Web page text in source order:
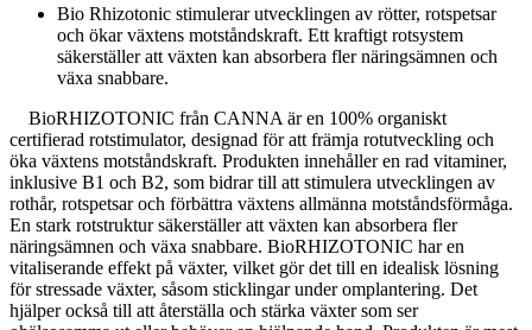
Bio Rhizotonic stimulerar utvecklingen av rötter, rotspetsar
och ökar växtens motståndskraft. Ett kraftigt rotsystem
säkerställer att växten kan absorbera fler näringsämnen och
växa snabbare.
BioRHIZOTONIC från CANNA är en 100% organiskt
certifierad rotstimulator, designad för att främja rotutveckling och
öka växtens motståndskraft. Produkten innehåller en rad vitaminer,
inklusive B1 och B2, som bidrar till att stimulera utvecklingen av
rothår, rotspetsar och förbättra växtens allmänna motståndsförmåga.
En stark rotstruktur säkerställer att växten kan absorbera fler
näringsämnen och växa snabbare. BioRHIZOTONIC har en
vitaliserande effekt på växter, vilket gör det till en idealisk lösning
för stressade växter, såsom sticklingar under omplantering. Det
hjälper också till att återställa och stärka växter som ser